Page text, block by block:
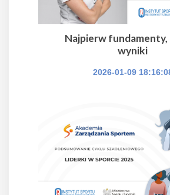
Najpierw
wyniki
2026-01-09